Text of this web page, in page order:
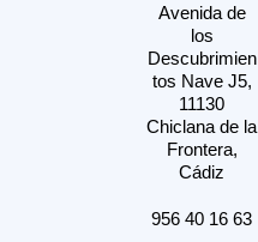
Avenida de
los
Descubrimien
tos Nave J5,
11130
Chiclana de la
Frontera,
Cádiz
956 40 16 63